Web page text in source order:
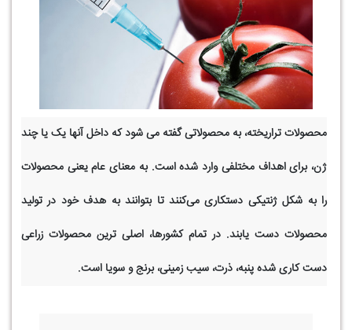
محصولات تراریخته، به محصولاتی گفته می شود که داخل آنها یک یا چند
ژن، برای اهداف مختلفی وارد شده است. به معنای عام یعنی محصولات
را به شکل ژنتیکی دستکاری می‌کنند تا بتوانند به هدف خود در تولید
محصولات دست یابند. در تمام کشورها، اصلی ترین محصولات زراعی
دست کاری شده پنبه، ذرت، سیب زمینی، برنج و سویا است.